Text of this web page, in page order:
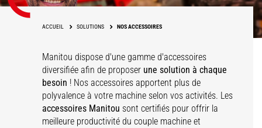
ACCUEIL SOLUTIONS NOS ACCESSOIRES
Manitou dispose d'une gamme d'accessoires
diversifiée afin de proposer une solution à chaque
besoin ! Nos accessoires apportent plus de
polyvalence à votre machine selon vos activités. Les
accessoires Manitou sont certifiés pour offrir la
meilleure productivité du couple machine et